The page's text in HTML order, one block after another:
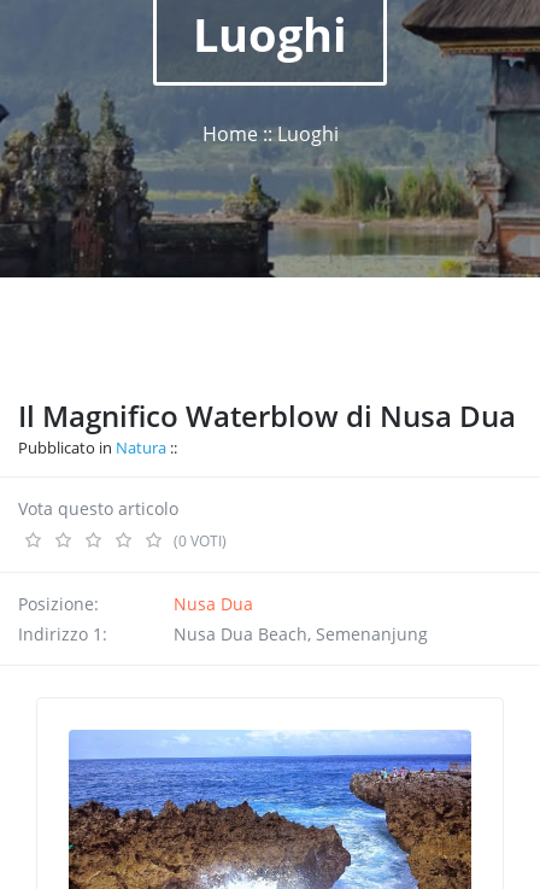
Luoghi
Home :: Luoghi
Il Magnifico Waterblow di Nusa Dua
Pubblicato in Natura
Vota questo articolo
(0 VOTI)
Posizione:
Nusa Dua
Indirizzo 1:
Nusa Dua Beach, Semenanjung